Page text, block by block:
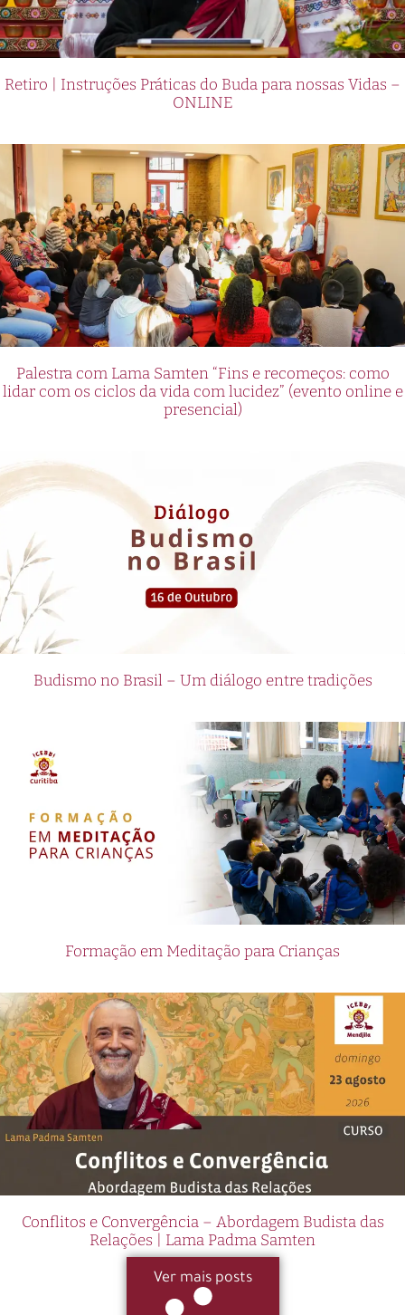
Retiro | Instruções Práticas do Buda para nossas Vidas –
ONLINE
Palestra com Lama Samten “Fins e recomeços: como
lidar com os ciclos da vida com lucidez” (evento online e
presencial)
Budismo no Brasil – Um diálogo entre tradições
Formação em Meditação para Crianças
Conflitos e Convergência – Abordagem Budista das
Relações | Lama Padma Samten
Ver mais posts